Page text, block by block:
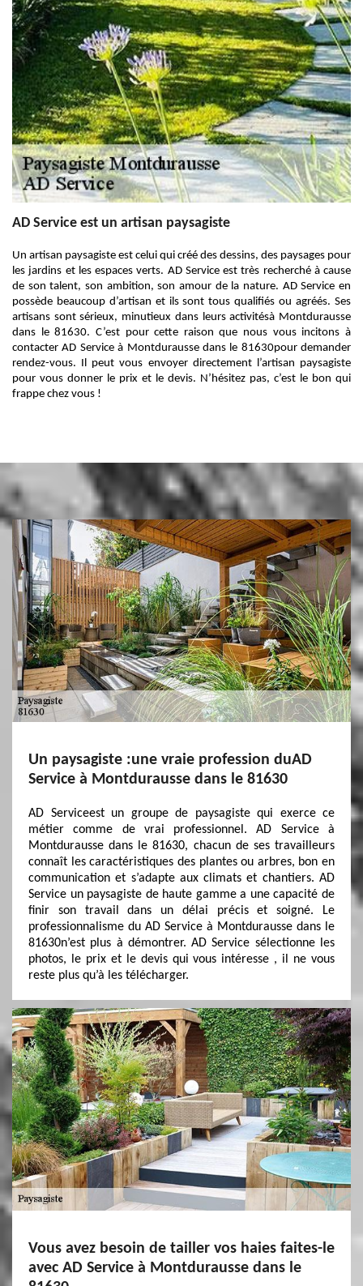
AD Service est un artisan paysagiste
Un artisan paysagiste est celui qui créé des dessins, des paysages pour
les jardins et les espaces verts. AD Service est très recherché à cause
de son talent, son ambition, son amour de la nature. AD Service en
possède beaucoup d’artisan et ils sont tous qualifiés ou agréés. Ses
artisans sont sérieux, minutieux dans leurs activitésà Montdurausse
dans le 81630. C’est pour cette raison que nous vous incitons à
contacter AD Service à Montdurausse dans le 81630pour demander
rendez-vous. Il peut vous envoyer directement l’artisan paysagiste
pour vous donner le prix et le devis. N’hésitez pas, c’est le bon qui
frappe chez vous !
Un paysagiste :une vraie profession duAD
Service à Montdurausse dans le 81630
AD Serviceest un groupe de paysagiste qui exerce ce
métier comme de vrai professionnel. AD Service à
Montdurausse dans le 81630, chacun de ses travailleurs
connaît les caractéristiques des plantes ou arbres, bon en
communication et s’adapte aux climats et chantiers. AD
Service un paysagiste de haute gamme a une capacité de
finir son travail dans un délai précis et soigné. Le
professionnalisme du AD Service à Montdurausse dans le
81630n’est plus à démontrer. AD Service sélectionne les
photos, le prix et le devis qui vous intéresse , il ne vous
reste plus qu’à les télécharger.
Vous avez besoin de tailler vos haies faites-le
avec AD Service à Montdurausse dans le